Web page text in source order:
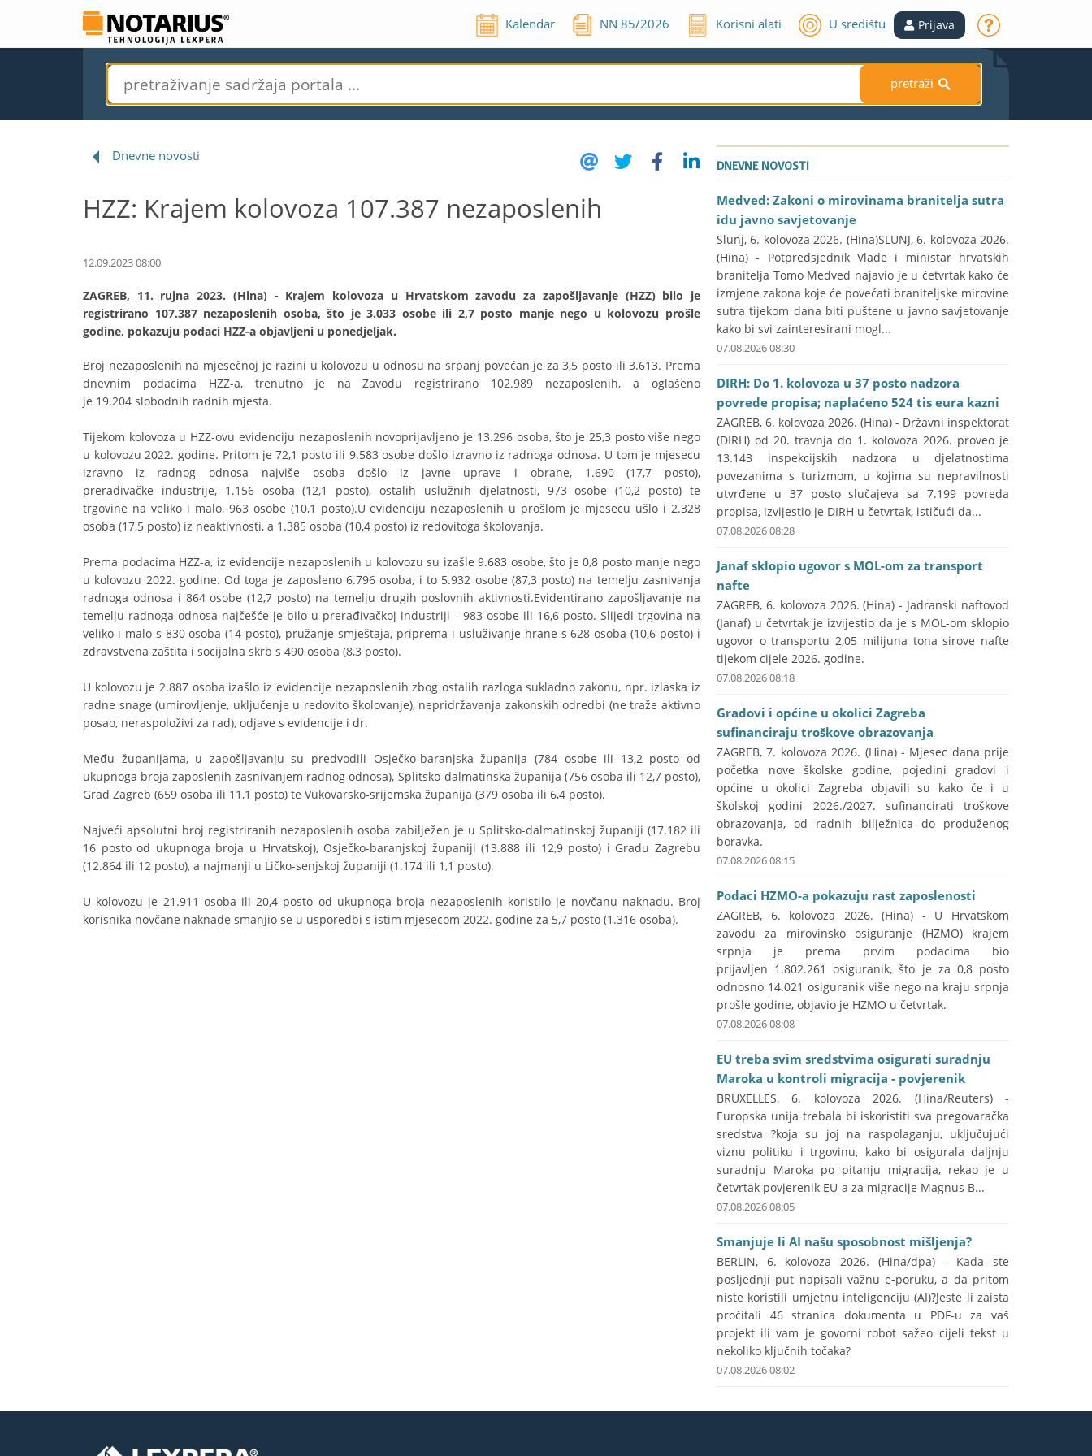
Kalendar NN85/2026 Korisni alati U središtu Prijava
pretraži S
Dnevne novosti
HZZ: Krajem kolovoza 107.387 nezaposlenih
12.09.2023 08:00
ZAGREB, 11. rujna 2023. (Hina) - Krajem kolovoza u Hrvatskom zavodu za zapošljavanje (HZZ) bilo je
registrirano 107.387 nezaposlenih osoba, što je 3.033 osobe ili 2,7 posto manje nego u kolovozu prošle
godine, pokazuju podaci HZZ-a objavljeni u ponedjeljak.
Broj nezaposlenih na mjesečnoj je razini u kolovozu u odnosu na srpanj povećan je za 3,5 posto ili 3.613. Prema
dnevnim podacima HZZ-a, trenutno je na Zavodu registrirano 102.989 nezaposlenih, a oglašeno
je 19.204 slobodnih radnih mjesta.
Tijekom kolovoza u HZZ-ovu evidenciju nezaposlenih novoprijavljeno je 13.296 osoba, što je 25,3 posto više nego
u kolovozu 2022. godine. Pritom je 72,1 posto ili 9.583 osobe došlo izravno iz radnoga odnosa. U tom je mjesecu
izravno iz radnog odnosa najviše osoba došlo iz javne uprave i obrane, 1.690 (17,7 posto),
prerađivačke industrije, 1.156 osoba (12,1 posto), ostalih uslužnih djelatnosti, 973 osobe (10,2 posto) te
trgovine na veliko i malo, 963 osobe (10,1 posto).U evidenciju nezaposlenih u prošlom je mjesecu ušlo i 2.328
osoba (17,5 posto) iz neaktivnosti, a 1.385 osoba (10,4 posto) iz redovitoga školovanja.
Prema podacima HZZ-a, iz evidencije nezaposlenih u kolovozu su izašle 9.683 osobe, što je 0,8 posto manje nego
u kolovozu 2022. godine. Od toga je zaposleno 6.796 osoba, i to 5.932 osobe (87,3 posto) na temelju zasnivanja
radnoga odnosa i 864 osobe (12,7 posto) na temelju drugih poslovnih aktivnosti.Evidentirano zapošljavanje na
temelju radnoga odnosa najčešće je bilo u prerađivačkoj industriji - 983 osobe ili 16,6 posto. Slijedi trgovina na
veliko i malo s 830 osoba (14 posto), pružanje smještaja, priprema i usluživanje hrane s 628 osoba (10,6 posto) i
zdravstvena zaštita i socijalna skrb s 490 osoba (8,3 posto).
U kolovozu je 2.887 osoba izašlo iz evidencije nezaposlenih zbog ostalih razloga sukladno zakonu, npr. izlaska iz
radne snage (umirovljenje, uključenje u redovito školovanje), nepridržavanja zakonskih odredbi (ne traže aktivno
posao, neraspoloživi za rad), odjave s evidencije i dr.
Među županijama, u zapošljavanju su predvodili Osječko-baranjska županija (784 osobe ili 13,2 posto od
ukupnoga broja zaposlenih zasnivanjem radnog odnosa), Splitsko-dalmatinska županija (756 osoba ili 12,7 posto),
Grad Zagreb (659 osoba ili 11,1 posto) te Vukovarsko-srijemska županija (379 osoba ili 6,4 posto).
Najveći apsolutni broj registriranih nezaposlenih osoba zabilježen je u Splitsko-dalmatinskoj županiji (17.182 ili
16 posto od ukupnoga broja u Hrvatskoj), Osječko-baranjskoj županiji (13.888 ili 12,9 posto) i Gradu Zagrebu
(12.864 ili 12 posto), a najmanji u Ličko-senjskoj županiji (1.174 ili 1,1 posto).
U kolovozu je 21.911 osoba ili 20,4 posto od ukupnoga broja nezaposlenih koristilo je novčanu naknadu. Broj
korisnika novčane naknade smanjio se u usporedbi s istim mjesecom 2022. godine za 5,7 posto (1.316 osoba).
DNEVNE NOVOSTI
Medved: Zakoni o mirovinama branitelja sutra
idu javno savjetovanje
Slunj, 6. kolovoza 2026. (Hina)SLUNJ, 6. kolovoza 2026.
(Hina) - Potpredsjednik Vlade i ministar hrvatskih
branitelja Tomo Medved najavio je u četvrtak kako će
izmjene zakona koje će povećati braniteljske mirovine
sutra tijekom dana biti puštene u javno savjetovanje
kako bi svi zainteresirani mogl...
07.08.2026 08:30
DIRH: Do 1. kolovoza u 37 posto nadzora
povrede propisa; naplaćeno 524 tis eura kazni
ZAGREB, 6. kolovoza 2026. (Hina) - Državni inspektorat
(DIRH) od 20. travnja do 1. kolovoza 2026. proveo je
13.143 inspekcijskih nadzora u djelatnostima
povezanima s turizmom, u kojima su nepravilnosti
utvrđene u 37 posto slučajeva sa 7.199 povreda
propisa, izvijestio je DIRH u četvrtak, ističući da...
07.08.2026 08:28
Janaf sklopio ugovor s MOL-om za transport
nafte
ZAGREB, 6. kolovoza 2026. (Hina) - Jadranski naftovod
(Janaf) u četvrtak je izvijestio da je s MOL-om sklopio
ugovor o transportu 2,05 milijuna tona sirove nafte
tijekom cijele 2026. godine.
07.08.2026 08:18
Gradovi i općine u okolici Zagreba
sufinanciraju troškove obrazovanja
ZAGREB, 7. kolovoza 2026. (Hina) - Mjesec dana prije
početka nove školske godine, pojedini gradovi i
općine u okolici Zagreba objavili su kako će i u
školskoj godini 2026./2027. sufinancirati troškove
obrazovanja, od radnih bilježnica do produženog
boravka.
07.08.2026 08:15
Podaci HZMO-a pokazuju rast zaposlenosti
ZAGREB, 6. kolovoza 2026. (Hina) - U Hrvatskom
zavodu za mirovinsko osiguranje (HZMO) krajem
srpnja je prema prvim podacima bio
prijavljen 1.802.261 osiguranik, što je za 0,8 posto
odnosno 14.021 osiguranik više nego na kraju srpnja
prošle godine, objavio je HZMO u četvrtak.
07.08.2026 08:08
EU treba svim sredstvima osigurati suradnju
Maroka u kontroli migracija - povjerenik
BRUXELLES, 6. kolovoza 2026. (Hina/Reuters) -
Europska unija trebala bi iskoristiti sva pregovaračka
sredstva ?koja su joj na raspolaganju, uključujući
viznu politiku i trgovinu, kako bi osigurala daljnju
suradnju Maroka po pitanju migracija, rekao je u
četvrtak povjerenik EU-a za migracije Magnus B...
07.08.2026 08:05
Smanjuje li AI našu sposobnost mišljenja?
BERLIN, 6. kolovoza 2026. (Hina/dpa) - Kada ste
posljednji put napisali važnu e-poruku, a da pritom
niste koristili umjetnu inteligenciju (AI)?Jeste li zaista
pročitali 46 stranica dokumenta u PDF-u za vaš
projekt ili vam je govorni robot sažeo cijeli tekst u
nekoliko ključnih točaka?
07.08.2026 08:02